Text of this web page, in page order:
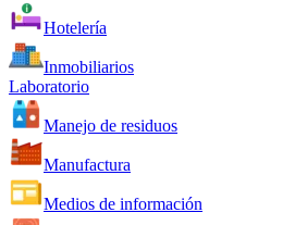
Hotelería
Inmobiliarios
Laboratorio
Manejo de residuos
Manufactura
Medios de información